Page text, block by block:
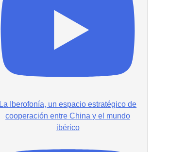
La Iberofonía, un espacio estratégico de
cooperación entre China y el mundo
ibérico